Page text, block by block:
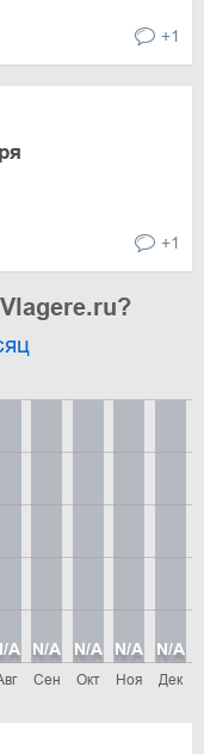
+1
+1
A
Сен
N/A
Окт
N/A
Ноя
N/A
Дек
N/A